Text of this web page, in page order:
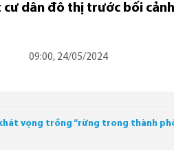
dân đô thị trước bối
09:00, 24/05/2024
vọng trồng “rừng trong thành